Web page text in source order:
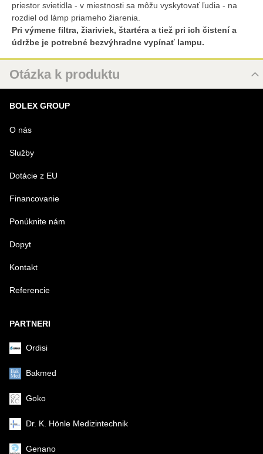
priestor svietidla - v miestnosti sa môžu vyskytovať ľudia - na
rozdiel od lámp priameho žiarenia.
Pri výmene filtra, žiariviek, štartéra a tiež pri ich čistení a
údržbe je potrebné bezvýhradne vypínať lampu.
Otázka k produktu
MENO
VÁŠ E-MAIL
VAŠA OTÁZKA K PRODUKTU
Odoslať
BOLEX GROUP
O nás
Služby
Dotácie z EU
Financovanie
Ponúknite nám
Dopyt
Kontakt
Referencie
PARTNERI
Ordisi
Bakmed
Goko
Dr. K. Hönle Medizintechnik
Genano